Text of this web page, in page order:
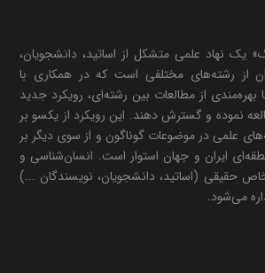
نهاد علمی متشکل از اساتید، دانشجویان،
از رشته‌های مختلفی است که در همکاری با
از مطالعات بین رشته‌ای، رویکرد جدید
نموده و گسترش دهند. این رویکرد از یکسو بر
علمی در موضوعات گوناگون و از سوی دیگر بر
ایران و جهان استوار است. انسان‌شناسی و
حقیقی (اساتید، دانشجویان، نویسندگان ...)
می‌شود.